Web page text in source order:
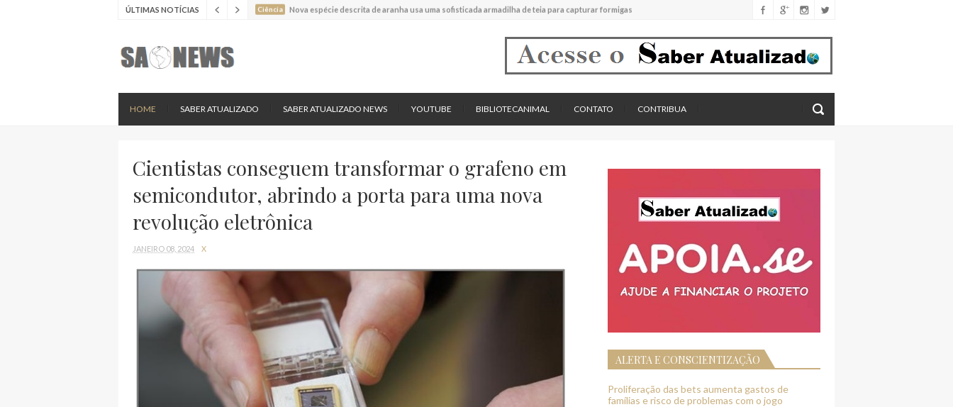
ÚLTIMAS NOTÍCIAS Ciência Estudo experimental mostrou que plantas podem absorver nutrientes através da poeira atmosférica
Batimentos cardíacos promovem supressão do crescimento de cânceres no coração de mamíferos, aponta estudo
HOME SABER ATUALIZADO SABER ATUALIZADO NEWS YOUTUBE BIBLIOTECANIMAL CONTATO CONTRIBUA
Cientistas conseguem transformar o grafeno em
semicondutor, abrindo a porta para uma nova
revolução eletrônica
JANEIRO 08, 2024 X
ALERTA E CONSCIENTIZAÇÃO
Proliferação das bets aumenta gastos de
famílias e risco de problemas com o jogo